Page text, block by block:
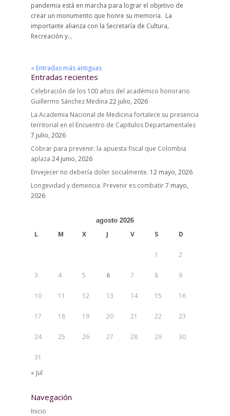
pandemia está en marcha para lograr el objetivo de
crear un monumento que honre su memoria. La
importante alianza con la Secretaría de Cultura,
Recreación y...
« Entradas más antiguas
Entradas recientes
Celebración de los 100 años del académico honorario
Guillermo Sánchez Medina 22 julio, 2026
La Academia Nacional de Medicina fortalece su presencia
territorial en el Encuentro de Capítulos Departamentales
7 julio, 2026
Cobrar para prevenir: la apuesta fiscal que Colombia
aplaza 24 junio, 2026
Envejecer no debería doler socialmente. 12 mayo, 2026
Longevidad y demencia. Prevenir es combatir7 mayo,
2026
agosto 2026
L M X J V S D
1 2
3 4 5 6 7 8 9
10 11 12 13 14 15 16
17 18 19 20 21 22 23
24 25 26 27 28 29 30
31
« Jul
Navegación
Inicio